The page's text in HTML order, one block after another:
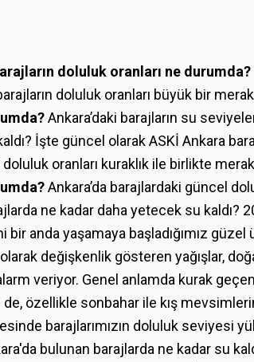
doluluk oranları ne durumda?
doluluk oranları büyük bir
Ankara’daki barajların su
İşte güncel olarak ASKİ Ankara
oranları kuraklık ile birlikte
Ankara’da barajlardaki güncel
ne kadar daha yetecek su kaldı?
bir anda yaşamaya başladığımız
değişkenlik gösteren yağışlar,
veriyor. Genel anlamda kurak
özellikle sonbahar ile kış
barajlarımızın doluluk seviyesi
bulunan barajlarda ne kadar su